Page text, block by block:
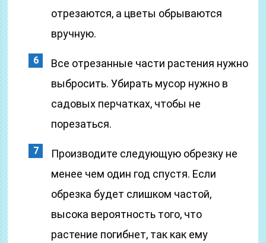
отрезаются, а цветы обрываются
вручную.
Все отрезанные части растения нужно
выбросить. Убирать мусор нужно в
садовых перчатках, чтобы не
порезаться.
Производите следующую обрезку не
менее чем один год спустя. Если
обрезка будет слишком частой,
высока вероятность того, что
растение погибнет, так как ему